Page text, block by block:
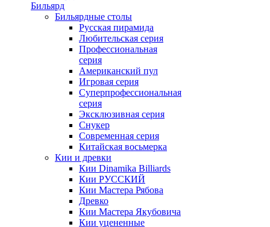
Бильярд
Бильярдные столы
Русская пирамида
Любительская серия
Профессиональная
серия
Американский пул
Игровая серия
Суперпрофессиональная
серия
Эксклюзивная серия
Снукер
Современная серия
Китайская восьмерка
Кии и древки
Кии Dinamika Billiards
Кии РУССКИЙ
Кии Мастера Рябова
Древко
Кии Мастера Якубовича
Кии уцененные